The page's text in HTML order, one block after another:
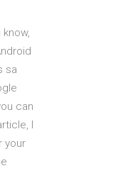
sa
can
I
your